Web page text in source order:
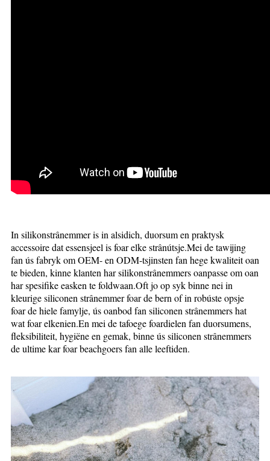
In silikonstrânemmer is in alsidich, duorsum en praktysk
accessoire dat essensjeel is foar elke strânútsje.Mei de tawijing
fan ús fabryk om OEM- en ODM-tsjinsten fan hege kwaliteit oan
te bieden, kinne klanten har silikonstrânemmers oanpasse om oan
har spesifike easken te foldwaan.Oft jo op syk binne nei in
kleurige siliconen strânemmer foar de bern of in robúste opsje
foar de hiele famylje, ús oanbod fan siliconen strânemmers hat
wat foar elkenien.En mei de tafoege foardielen fan duorsumens,
fleksibiliteit, hygiëne en gemak, binne ús siliconen strânemmers
de ultime kar foar beachgoers fan alle leeftiden.